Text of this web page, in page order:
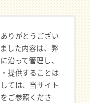
りがとうござい
した内容は、弊
沿って管理し、
提供することは
ては、当サイト
をご参照くださ